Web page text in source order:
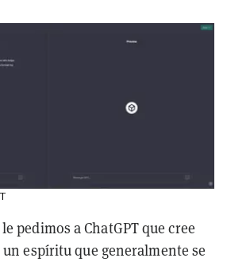
pedimos a ChatGPT que cree
espíritu que generalmente se